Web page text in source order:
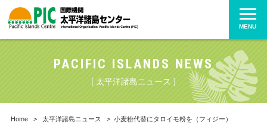
MENU
PACIFIC ISLANDS NEWS
[ 太平洋諸島ニュース ]
Home > 太平洋諸島ニュース > 小麦粉代替にタロイモ粉を（フィジー）